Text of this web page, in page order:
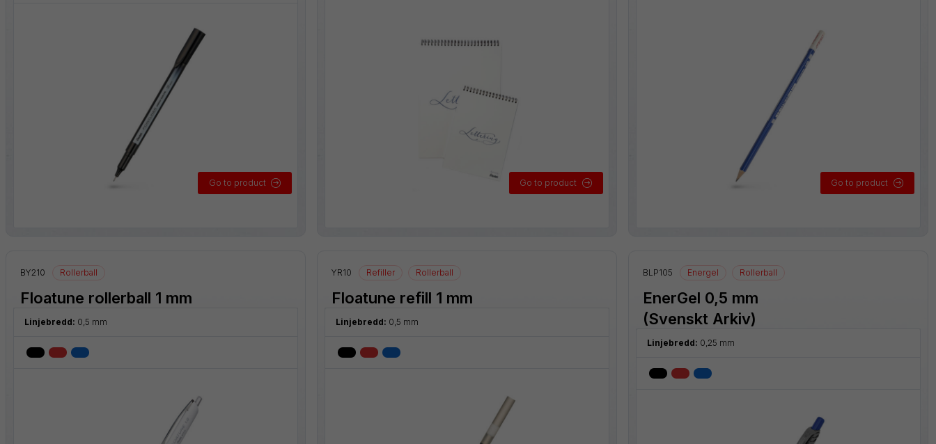
Go to product Go to product Go to product
BY210 Rollerball
Floatune rollerball 1 mm
Linjebredd: 0,5 mm
YR10 Refiller Rollerball
Floatune refill 1 mm
Linjebredd: 0,5 mm
BLP105 Energel Rollerball
EnerGel 0,5 mm
(Svenskt Arkiv)
Linjebredd: 0,25 mm